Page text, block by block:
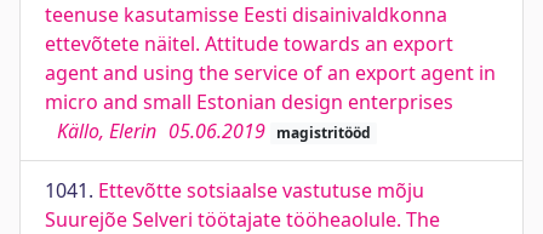
teenuse kasutamisse Eesti disainivaldkonna
ettevõtete näitel. Attitude towards an export
agent and using the service of an export agent in
micro and small Estonian design enterprises
Källo, Elerin 05.06.2019 magistritööd
1041. Ettevõtte sotsiaalse vastutuse mõju
Suurejõe Selveri töötajate tööheaolule. The